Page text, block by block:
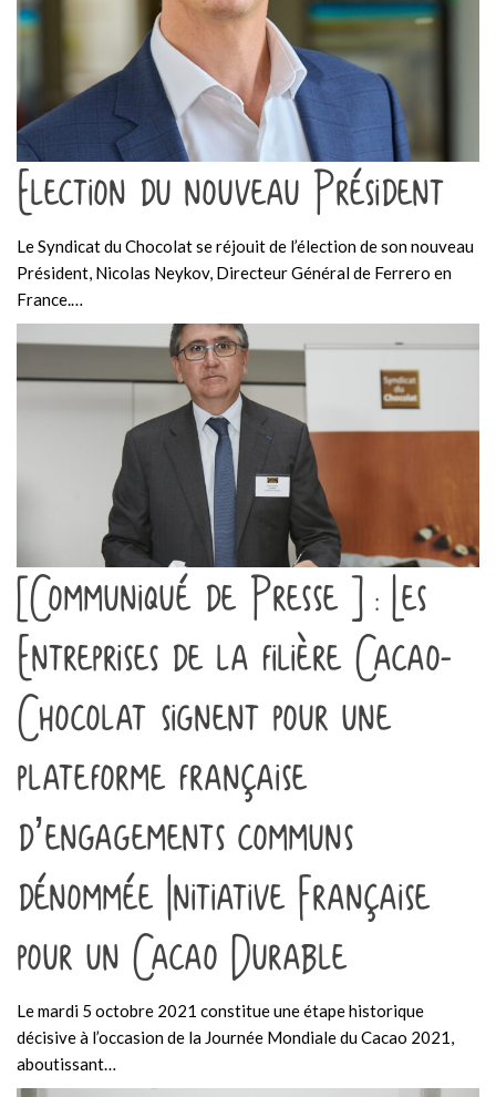
Election du nouveau Président
Le Syndicat du Chocolat se réjouit de l’élection de son nouveau
Président, Nicolas Neykov, Directeur Général de Ferrero en
France.…
[Communiqué de Presse ] : Les
Entreprises de la filière Cacao-
Chocolat signent pour une
plateforme française
d’engagements communs
dénommée Initiative Française
pour un Cacao Durable
Le mardi 5 octobre 2021 constitue une étape historique
décisive à l’occasion de la Journée Mondiale du Cacao 2021,
aboutissant…